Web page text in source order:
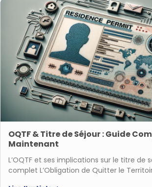
OQTF & Titre de Séjour : Guide
Maintenant
L’OQTF et ses implications sur le titre de
complet L’Obligation de Quitter le